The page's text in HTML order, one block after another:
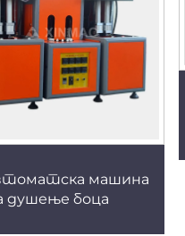
машина
душење боца